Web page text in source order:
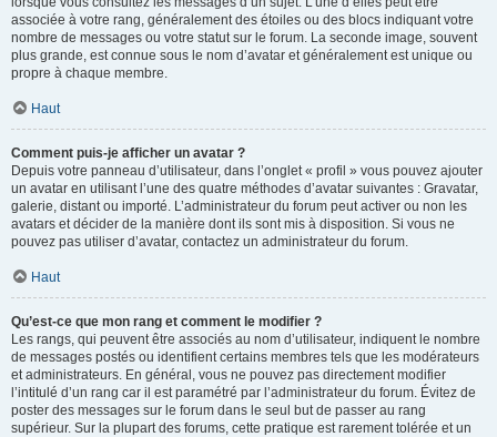
associée à votre rang, généralement des étoiles ou des blocs indiquant votre
nombre de messages ou votre statut sur le forum. La seconde image, souvent
plus grande, est connue sous le nom d’avatar et généralement est unique ou
propre à chaque membre.
Haut
Comment puis-je afficher un avatar ?
Depuis votre panneau d’utilisateur, dans l’onglet « profil » vous pouvez ajouter
un avatar en utilisant l’une des quatre méthodes d’avatar suivantes : Gravatar,
galerie, distant ou importé. L’administrateur du forum peut activer ou non les
avatars et décider de la manière dont ils sont mis à disposition. Si vous ne
pouvez pas utiliser d’avatar, contactez un administrateur du forum.
Haut
Qu’est-ce que mon rang et comment le modifier ?
Les rangs, qui peuvent être associés au nom d’utilisateur, indiquent le nombre
de messages postés ou identifient certains membres tels que les modérateurs
et administrateurs. En général, vous ne pouvez pas directement modifier
l’intitulé d’un rang car il est paramétré par l’administrateur du forum. Évitez de
poster des messages sur le forum dans le seul but de passer au rang
supérieur. Sur la plupart des forums, cette pratique est rarement tolérée et un